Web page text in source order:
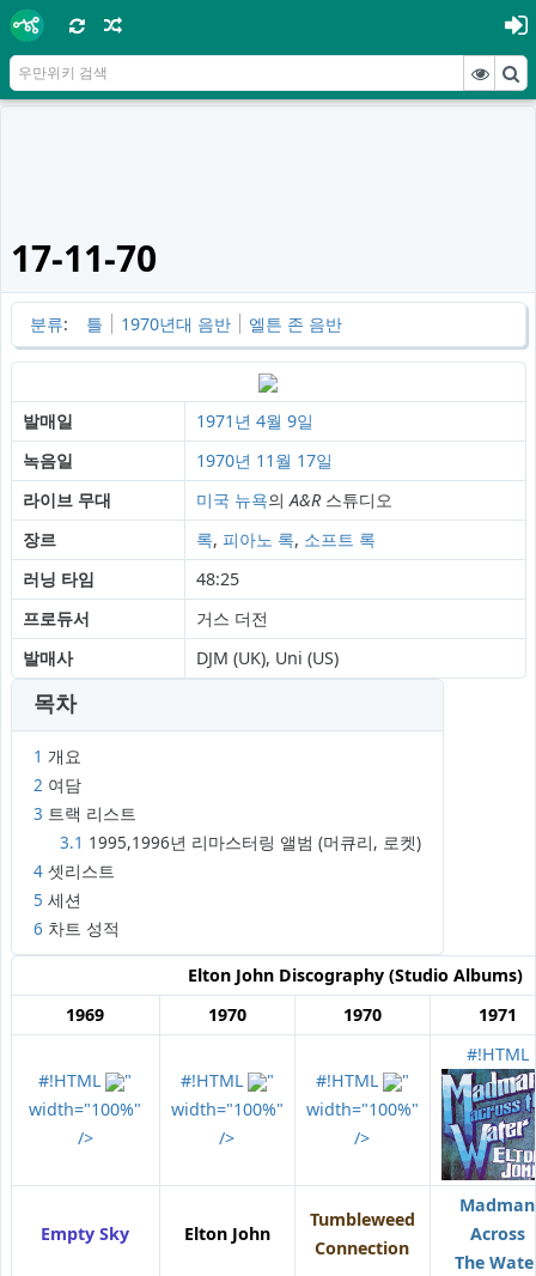
17-11-70
분류: 틀 1970년대 음반 엘튼 존 음반
발매일 1971년 4월 9일
녹음일
1970년 11월 17일
라이브 무대
미국 뉴욕의A&R스튜디오
장르
록, 피아노 록, 소프트 록
러닝 타임
48:25
프로듀서
거스 더전
발매사
DJM (UK), Uni (US)
목차
1 개요
2 여담
3 트랙 리스트
3.1 1995,1996년 리마스터링 앨범 (머큐리, 로켓)
4 셋리스트
5 세션
6 차트 성적
Elton John Discography (Studio Albums)
1969
1970 1970 1971
#!HTML
"
width="100%"
/>
#!HTML
"
width="100%"
/>
#!HTML
"
width="100%"
/>
#!HTML
Empty Sky Elton John
Tumbleweed
Connection
Madman
Across
The